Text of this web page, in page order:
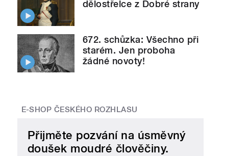
dělostřelce z Dobré strany
672. schůzka: Všechno při
starém. Jen proboha
žádné novoty!
E-SHOP ČESKÉHO ROZHLASU
Přijměte pozvání na úsměvný
doušek moudré člověčiny.